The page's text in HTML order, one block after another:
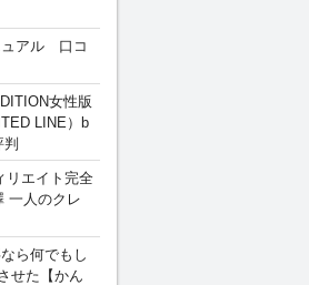
ュアル 口コ
女性版
LINE）b
リエイト完全
一人のクレ
ら何でもし
せた【かん